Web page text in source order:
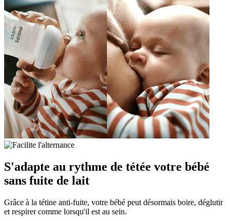
S'adapte au rythme de tétée votre bébé
sans fuite de lait
Grâce à la tétine anti-fuite, votre bébé peut désormais boire, déglutir
et respirer comme lorsqu'il est au sein.